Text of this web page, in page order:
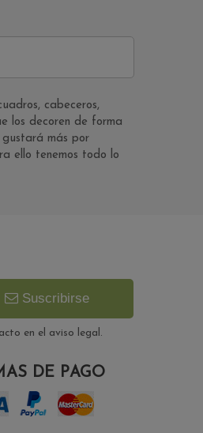
cabeceros,
los decoren de forma
gustará más por
ello tenemos todo lo
Suscribirse
en el aviso legal.
DE PAGO